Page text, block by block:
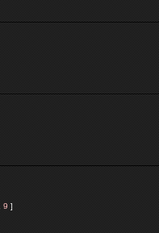
9]